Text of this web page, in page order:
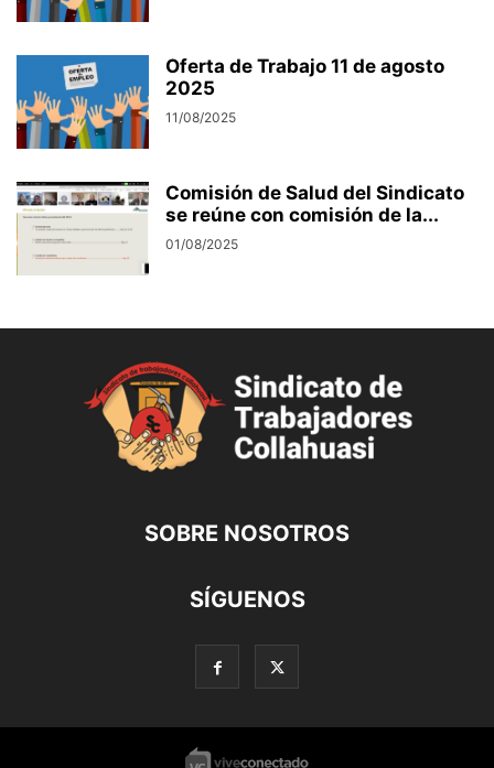
Oferta de Trabajo 11 de agosto
2025
11/08/2025
Comisión de Salud del Sindicato
se reúne con comisión de la...
01/08/2025
SOBRE NOSOTROS
SÍGUENOS